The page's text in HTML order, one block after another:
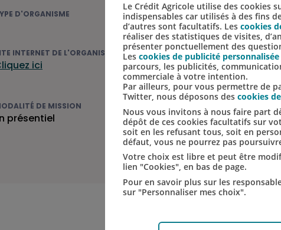
D'ORGANISME
INTERNET DE L'ORGANISME
ici
DE MISSION
présentiel
Le Crédit Agricole utilise des cookies
indispensables car utilisés à des fins
d’autres sont facultatifs. Les cookies
réaliser des statistiques de visites,
présenter ponctuellement des
Les cookies de publicité personnalisée
parcours, les publicités,
commerciale à votre intention.
Par ailleurs, pour vous permettre de
Twitter, nous déposons des cookies
Nous vous invitons à nous faire part
dépôt de ces cookies facultatifs sur
soit en les refusant tous, soit en
défaut, vous ne pourrez pas
Votre choix est libre et peut être
lien "Cookies", en bas de page.
Pour en savoir plus sur les
sur "Personnaliser mes choix".